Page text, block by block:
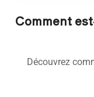
Comment
Découvrez